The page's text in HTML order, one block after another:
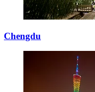
Chengdu